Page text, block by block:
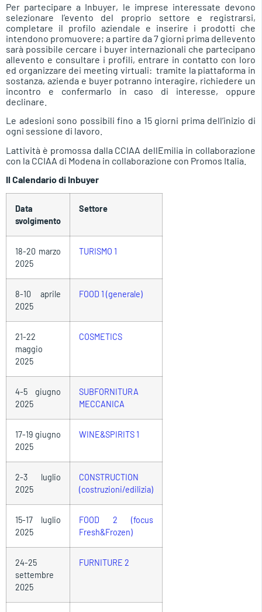
Per partecipare a Inbuyer, le imprese interessate devono
selezionare l’evento del proprio settore e registrarsi,
completare il profilo aziendale e inserire i prodotti che
intendono promuovere; a partire da 7 giorni prima dellevento
sarà possibile cercare i buyer internazionali che partecipano
allevento e consultare i profili, entrare in contatto con loro
ed organizzare dei meeting virtuali: tramite la piattaforma in
sostanza, azienda e buyer potranno interagire, richiedere un
incontro e confermarlo in caso di interesse, oppure
declinare.
Le adesioni sono possibili fino a 15 giorni prima dell’inizio di
ogni sessione di lavoro.
Lattività è promossa dalla CCIAA dellEmilia in collaborazione
con la CCIAA di Modena in collaborazione con Promos Italia.
Il Calendario di Inbuyer
Data
svolgimento
Settore
18-20 marzo
2025
TURISMO 1
8-10 aprile
2025
FOOD 1 (generale)
21-22
maggio
2025
COSMETICS
4-5 giugno
2025
SUBFORNITURA
MECCANICA
17-19 giugno
2025
WINE&SPIRITS 1
2-3 luglio
2025
CONSTRUCTION
(costruzioni/edilizia)
15-17 luglio
2025
FOOD 2 (focus
Fresh&Frozen)
24-25
settembre
2025
FURNITURE 2